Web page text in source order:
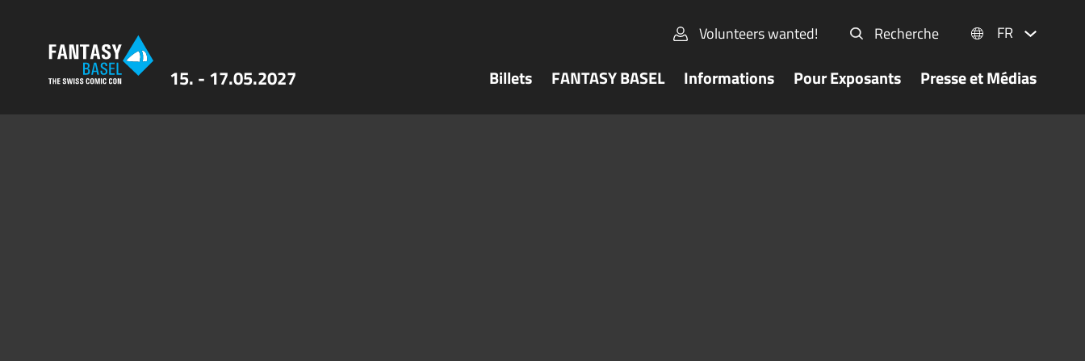
15. - 17.05.2027
Volunteers wanted! Recherche FR
Billets FANTASY BASEL Informations Pour Exposants Presse et Médias